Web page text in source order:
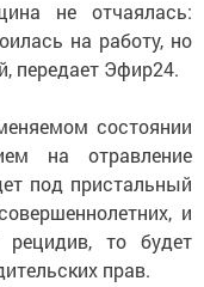
не отчаялась:
на работу, но
передает Эфир24.
состоянии
на отравление
под пристальный
и
то будет
прав.